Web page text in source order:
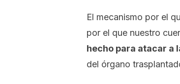
El mecanismo por el
por el que nuestro
hecho para atacar a
del órgano